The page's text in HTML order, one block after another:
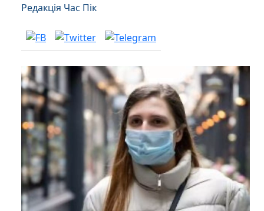
Редакція Час Пік